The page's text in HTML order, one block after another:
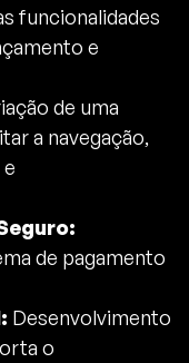
funcionalidades
e
de uma
a navegação,
de pagamento
Desenvolvimento
o